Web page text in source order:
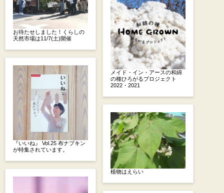
お待たせしました！くらしの
天然市場は11/7(土)開催
『いいね』 Vol.25 布ナプキン
が特集されています。
メイド・イン・アースの和綿
の種ひろがるプロジェクト
2022・2021
植物はえらい